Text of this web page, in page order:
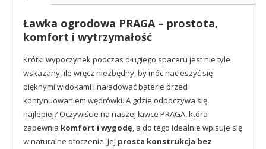
Ławka ogrodowa PRAGA – prostota,
komfort i wytrzymałość
Krótki wypoczynek podczas długiego spaceru jest nie tyle
wskazany, ile wręcz niezbędny, by móc nacieszyć się
pięknymi widokami i naładować baterie przed
kontynuowaniem wędrówki. A gdzie odpoczywa się
najlepiej? Oczywiście na naszej ławce PRAGA, która
zapewnia komfort i wygodę, a do tego idealnie wpisuje się
w naturalne otoczenie. Jej prosta konstrukcja bez